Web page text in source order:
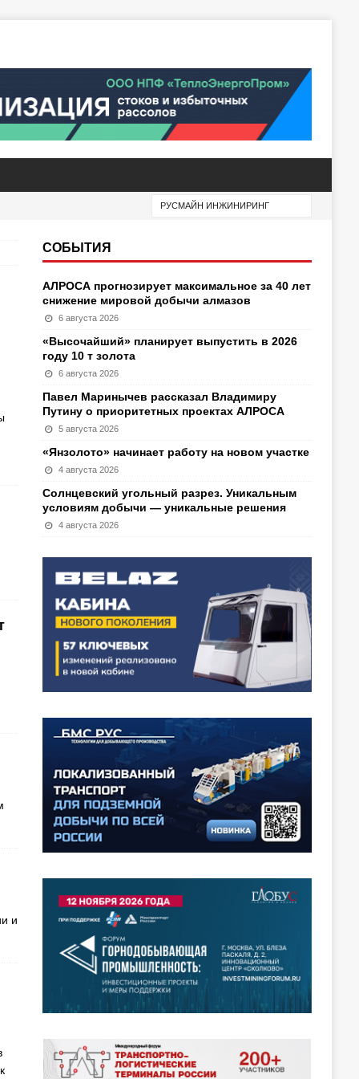
и
СОБЫТИЯ
АЛРОСА прогнозирует максимальное за 40 лет
снижение мировой добычи алмазов
6 августа 2026
«Высочайший» планирует выпустить в 2026
году 10 т золота
6 августа 2026
Павел Маринычев рассказал Владимиру
Путину о приоритетных проектах АЛРОСА
5 августа 2026
«Янзолото» начинает работу на новом участке
4 августа 2026
Солнцевский угольный разрез. Уникальным
условиям добычи — уникальные решения
4 августа 2026